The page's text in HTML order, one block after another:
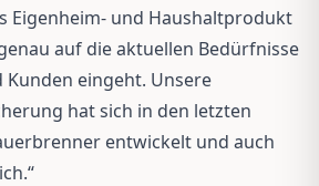
Eigenheim- und Haushaltprodukt
auf die aktuellen Bedürfnisse
eingeht. Unsere
hat sich in den letzten
entwickelt und auch